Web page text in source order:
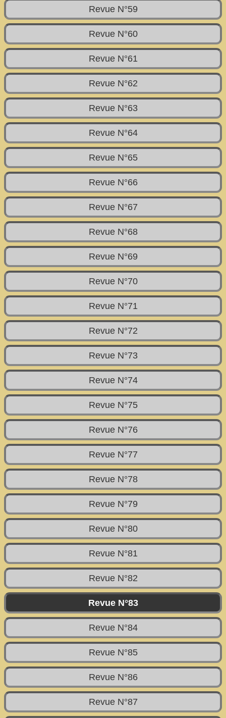
Revue N°59
Revue N°60
Revue N°61
Revue N°62
Revue N°63
Revue N°64
Revue N°65
Revue N°66
Revue N°67
Revue N°68
Revue N°69
Revue N°70
Revue N°71
Revue N°72
Revue N°73
Revue N°74
Revue N°75
Revue N°76
Revue N°77
Revue N°78
Revue N°79
Revue N°80
Revue N°81
Revue N°82
Revue N°83
Revue N°84
Revue N°85
Revue N°86
Revue N°87